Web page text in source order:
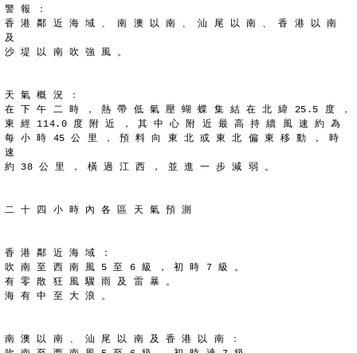
警 報 ：
香 港 鄰 近 海 域 、 南 澳 以 南 、 汕 尾 以 南 、 香 港 以 南
及
沙 堤 以 南 吹 強 風 。
天 氣 概 況 ：
在 下 午 二 時 ， 熱 帶 低 氣 壓 蝴 蝶 集 結 在 北 緯 25.5 度 ，
東 經 114.0 度 附 近 ， 其 中 心 附 近 最 高 持 續 風 速 約 為
每 小 時 45 公 里 ， 預 料 向 東 北 或 東 北 偏 東 移 動 ， 時
速
約 38 公 里 ， 橫 過 江 西 ， 並 進 一 步 減 弱 。
二 十 四 小 時 內 各 區 天 氣 預 測
香 港 鄰 近 海 域 ：
吹 南 至 西 南 風 5 至 6 級 ， 初 時 7 級 。
有 零 散 狂 風 驟 雨 及 雷 暴 。
海 有 中 至 大 浪 。
南 澳 以 南 、 汕 尾 以 南 及 香 港 以 南 ：